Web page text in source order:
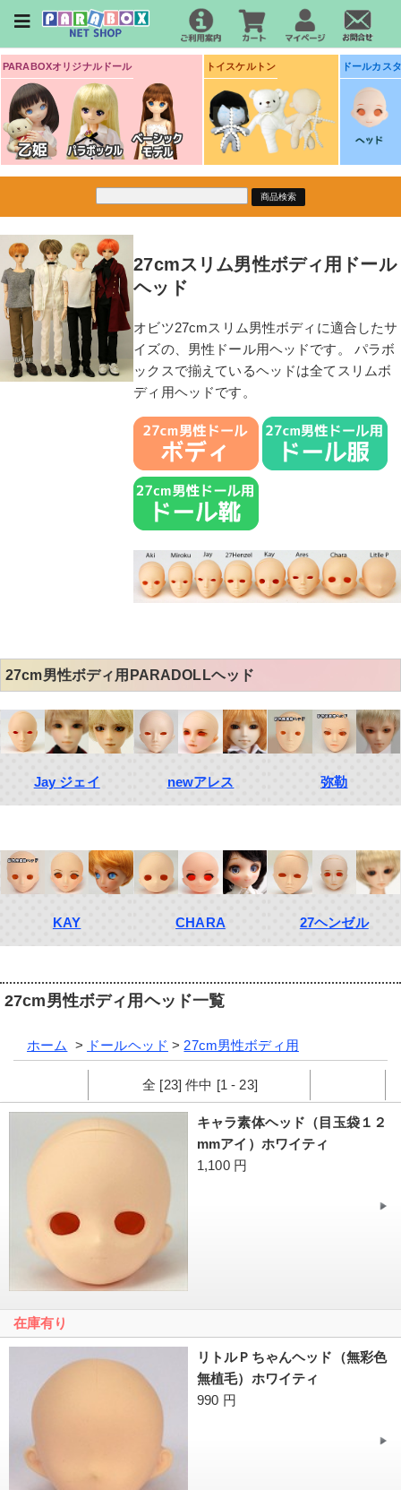
PARABOXオリジナルドール トイスケルトン ドールカス
27cmスリム男性ボディ用ドール
ヘッド
オビツ27cmスリム男性ボディに適合したサ
イズの、男性ドール用ヘッドです。 パラボ
ックスで揃えているヘッドは全てスリムボ
ディ用ヘッドです。
27cm男性ボディ用PARADOLLヘッド
Jay ジェイ newアレス 弥勒
KAY CHARA 27ヘンゼル
27cm男性ボディ用ヘッド一覧
ホーム > ドールヘッド >27cm男性ボディ用
全 [23] 件中 [1 - 23]
キャラ素体ヘッド（目玉袋１２
mmアイ）ホワイティ
1,100 円
在庫有り
リトルＰちゃんヘッド（無彩色
無植毛）ホワイティ
990 円